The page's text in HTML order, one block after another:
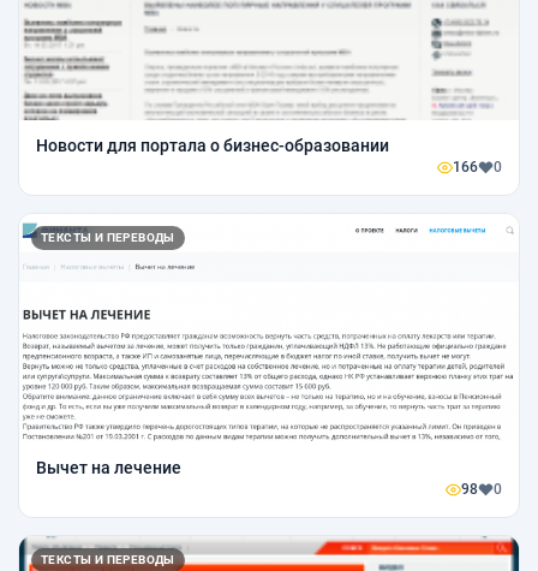
Новости для портала о бизнес-образовании
166 0
ТЕКСТЫ И ПЕРЕВОДЫ
Вычет на лечение
98 0
ТЕКСТЫ И ПЕРЕВОДЫ